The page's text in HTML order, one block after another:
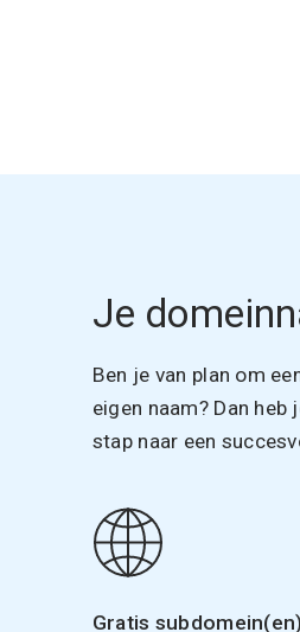
Je
Ben je van plan om
eigen naam? Dan
stap naar een
Gratis